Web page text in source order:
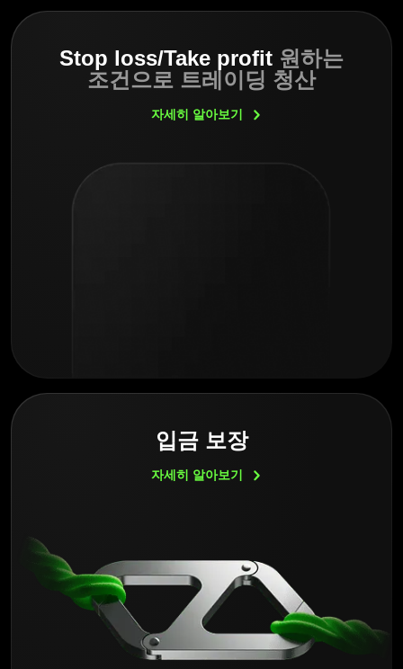
Stop loss/Take profit 원하는
조건으로 트레이딩 청산
자세히 알아보기
입금 보장
자세히 알아보기